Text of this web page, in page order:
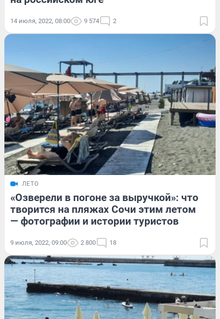
14 июля, 2022, 08:00 9 574 2
ЛЕТО
«Озверели в погоне за выручкой»: что
творится на пляжах Сочи этим летом
— фотографии и истории туристов
9 июля, 2022, 09:00 2 800 18